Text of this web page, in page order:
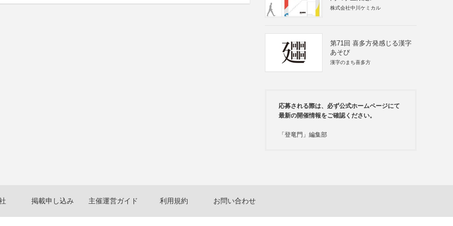
株式会社中川ケミカル
第71回 喜多方発感じる漢字
あそび
漢字のまち喜多方
応募される際は、必ず公式ホームページにて
最新の開催情報をご確認ください。
「登竜門」編集部
掲載申し込み 主催運営ガイド 利用規約 お問い合わせ